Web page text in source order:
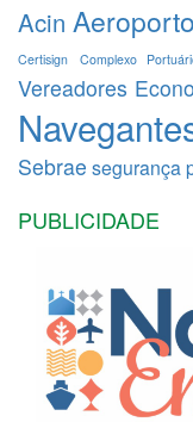
Acin Aeroporto
Certisign Complexo
Vereadores
Sebrae segurança
PUBLICIDADE